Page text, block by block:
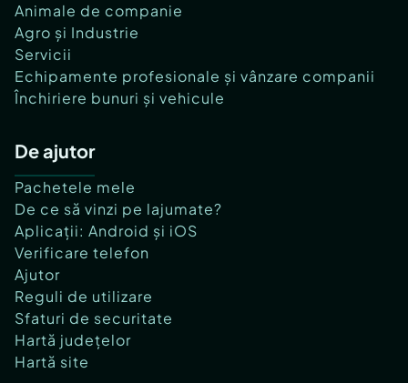
Animale de companie
Agro și Industrie
Servicii
Echipamente profesionale și vânzare companii
Închiriere bunuri și vehicule
De ajutor
Pachetele mele
De ce să vinzi pe lajumate?
Aplicații: Android și iOS
Verificare telefon
Ajutor
Reguli de utilizare
Sfaturi de securitate
Hartă județelor
Hartă site